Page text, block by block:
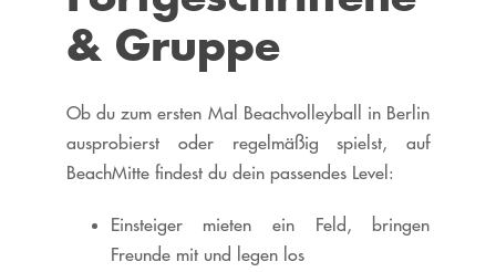
& Gruppe
Ob du zum ersten Mal Beachvolleyball in Berlin
ausprobierst oder regelmäßig spielst, auf
BeachMitte findest du dein passendes Level:
Einsteiger mieten ein Feld, bringen
Freunde mit und legen los